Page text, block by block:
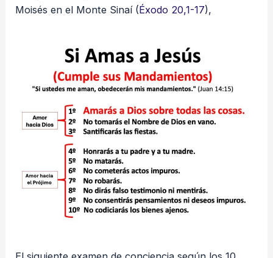
Moisés en el Monte Sinaí (Éxodo 20,1-17),